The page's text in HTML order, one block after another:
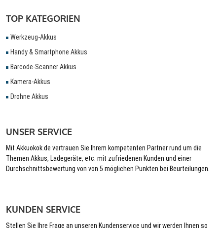
TOP KATEGORIEN
Werkzeug-Akkus
Handy & Smartphone Akkus
Barcode-Scanner Akkus
Kamera-Akkus
Drohne Akkus
UNSER SERVICE
Mit Akkuokok.de vertrauen Sie Ihrem kompetenten Partner rund um die
Themen Akkus, Ladegeräte, etc. mit zufriedenen Kunden und einer
Durchschnittsbewertung von von 5 möglichen Punkten bei Beurteilungen.
KUNDEN SERVICE
Stellen Sie Ihre Frage an unseren Kundenservice und wir werden Ihnen so